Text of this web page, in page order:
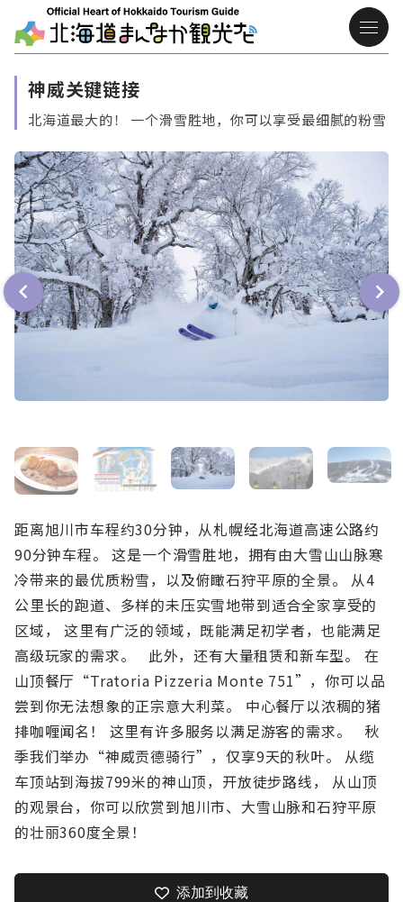
神威关键链接
北海道最大的！ 一个滑雪胜地，你可以享受最细腻的粉雪
距离旭川市车程约30分钟，从札幌经北海道高速公路约
90分钟车程。 这是一个滑雪胜地，拥有由大雪山山脉寒
冷带来的最优质粉雪，以及俯瞰石狩平原的全景。 从4
公里长的跑道、多样的未压实雪地带到适合全家享受的
区域， 这里有广泛的领域，既能满足初学者，也能满足
高级玩家的需求。 此外，还有大量租赁和新车型。 在
山顶餐厅“Tratoria Pizzeria Monte 751”，你可以品
尝到你无法想象的正宗意大利菜。 中心餐厅以浓稠的猪
排咖喱闻名！ 这里有许多服务以满足游客的需求。 秋
季我们举办“神威贡德骑行”，仅享9天的秋叶。 从缆
车顶站到海拔799米的神山顶，开放徒步路线， 从山顶
的观景台，你可以欣赏到旭川市、大雪山脉和石狩平原
的壮丽360度全景！
添加到收藏